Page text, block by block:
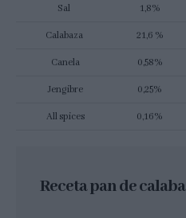
Sal 1,8%
Calabaza 21,6 %
Canela 0,58%
Jengibre 0,25%
All spices 0,16%
Receta pan de